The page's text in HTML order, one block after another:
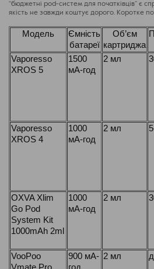
“бюджетні pod-систем для початківців” є
якість не завжди коштує дорого. Коротке
Модель
Ємність
батареї
Об’єм
картриджа
Vaporesso
XROS 5
1500
мА-год
2 мл
Vaporesso
XROS 4
1000
мА-год
2 мл
OXVA Xlim
Go Pod
System Kit
1000mAh 2ml
1000
мА-год
2 мл
VooPoo
900 мА- 2 мл